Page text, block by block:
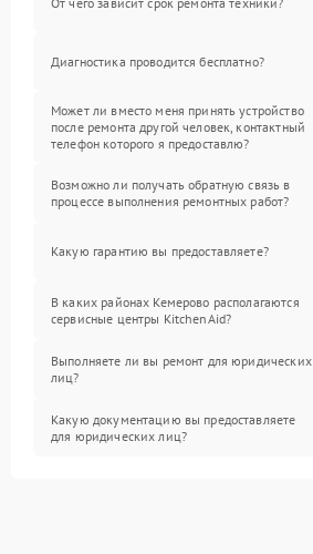
Диагностика проводится бесплатно?
Может ли вместо меня принять устройство
после ремонта другой человек, контактный
телефон которого я предоставлю?
Возможно ли получать обратную связь в
процессе выполнения ремонтных работ?
Какую гарантию вы предоставляете?
В каких районах Кемерово располагаются
сервисные центры KitchenAid?
Выполняете ли вы ремонт для юридических
лиц?
Какую документацию вы предоставляете
для юридических лиц?